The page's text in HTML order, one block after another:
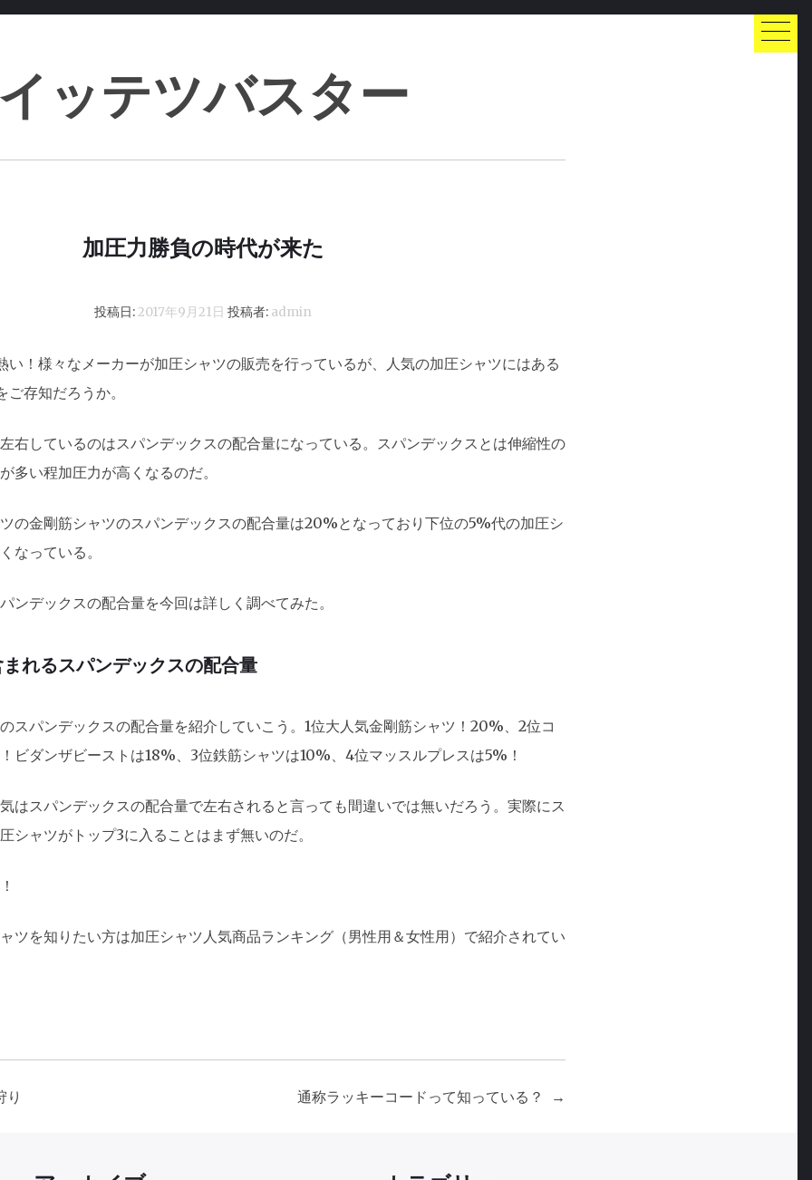
イッテツバスター
加圧力勝負の時代が来た
投稿日:2017年9月21日 投稿者: admin
い！様々なメーカーが加圧シャツの販売を行っているが、人気の加圧シャツにはある
ご存知だろうか。
右しているのはスパンデックスの配合量になっている。スパンデックスとは伸縮性の
多い程加圧力が高くなるのだ。
の金剛筋シャツのスパンデックスの配合量は20%となっており下位の5%代の加圧シ
なっている。
ンデックスの配合量を今回は詳しく調べてみた。
れるスパンデックスの配合量
スパンデックスの配合量を紹介していこう。1位大人気金剛筋シャツ！20%、2位コ
ビダンザビーストは18%、3位鉄筋シャツは10%、4位マッスルプレスは5%！
はスパンデックスの配合量で左右されると言っても間違いでは無いだろう。実際にス
シャツがトップ3に入ることはまず無いのだ。
ツを知りたい方は加圧シャツ人気商品ランキング（男性用＆女性用）で紹介されてい
り 通称ラッキーコードって知っている？